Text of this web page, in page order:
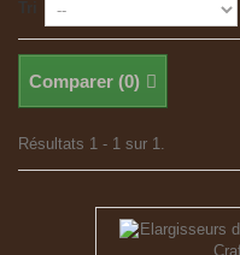
Comparer (0)
Résultats 1 - 1 sur 1.